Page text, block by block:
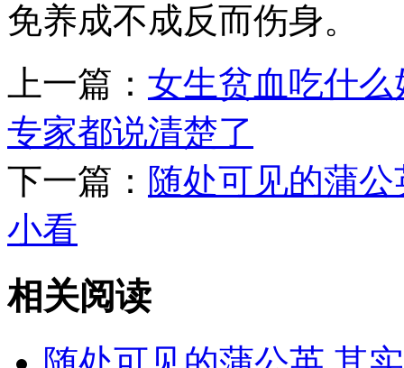
免养成不成反而伤身。
上一篇： 女生贫血吃什
专家都说清楚了
下一篇： 随处可见的蒲
小看
相关阅读